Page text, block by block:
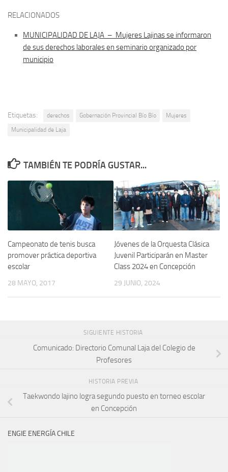
RELACIONADOS
MUNICIPALIDAD DE LAJA – Mujeres Lajinas se informaron
de sus derechos laborales en seminario organizado por
municipio
Etiquetas: derechos Gobernación Provincial Bío Bío
Mujeres
Municipalidad de Laja
TAMBIÉN TE PODRÍA GUSTAR...
Campeonato de tenis busca
promover práctica deportiva
escolar
28 MAYO, 2017
Jóvenes de la Orquesta Clásica
Juvenil Participarán en Master
Class 2024 en Concepción
29 JUNIO, 2024
SIGUIENTE HISTORIA
Comunicado: Directorio Comunal Laja del Colegio de
Profesores
HISTORIA PREVIA
Taekwondo lajino logra segundo puesto en torneo escolar
en Concepción
ENGIE ENERGÍA CHILE